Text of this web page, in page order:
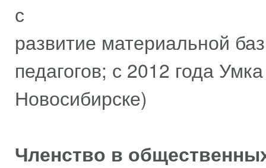
с
развитие материальной
педагогов; с 2012 года
Новосибирске)
Членство в